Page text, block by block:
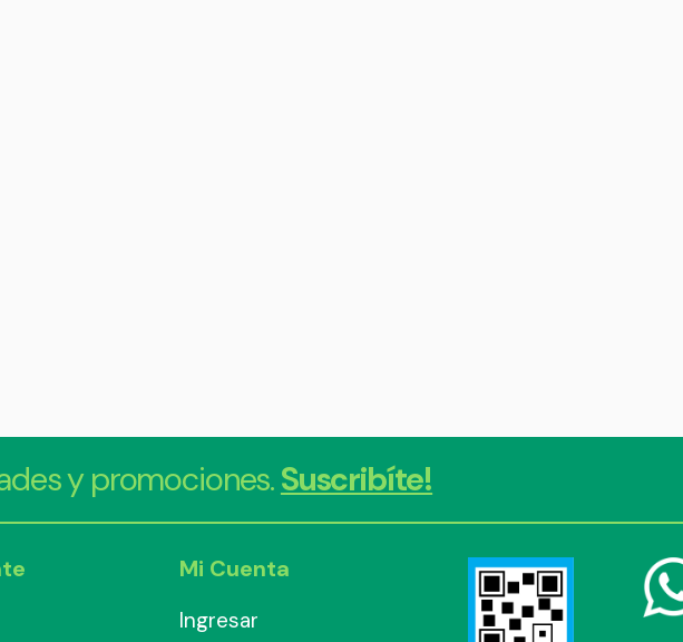
y promociones.Suscribíte!
Mi Cuenta
Ingresar